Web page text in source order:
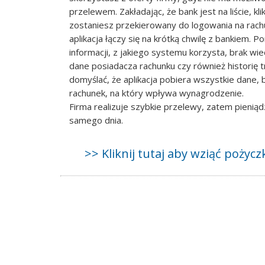
przelewem. Zakładając, że bank jest na liście,
zostaniesz przekierowany do logowania na
aplikacja łączy się na krótką chwilę z bankiem.
informacji, z jakiego systemu korzysta, brak
dane posiadacza rachunku czy również historię
domyślać, że aplikacja pobiera wszystkie
rachunek, na który wpływa wynagrodzenie.
Firma realizuje szybkie przelewy, zatem
samego dnia.
>> Kliknij tutaj aby wziąć